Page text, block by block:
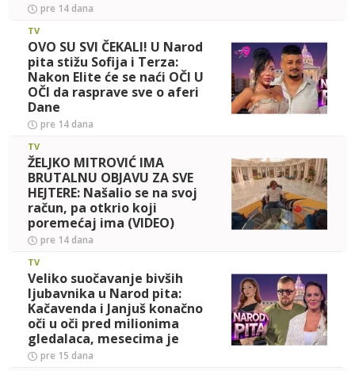
pre 14 dana
TV
OVO SU SVI ČEKALI! U Narod
pita stižu Sofija i Terza:
Nakon Elite će se naći OČI U
OČI da rasprave sve o aferi
Dane
pre 14 dana
TV
ŽELJKO MITROVIĆ IMA
BRUTALNU OBJAVU ZA SVE
HEJTERE: Našalio se na svoj
račun, pa otkrio koji
poremećaj ima (VIDEO)
pre 14 dana
TV
Veliko suočavanje bivših
ljubavnika u Narod pita:
Kačavenda i Janjuš konačno
oči u oči pred milionima
gledalaca, mesecima je
iščekivala ovo raskrinkav
pre 15 dana